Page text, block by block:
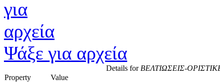
Ψάξε για αρχεία
Details forΒΕΛΤΙΩΣΕΙΣ-
Property
Value